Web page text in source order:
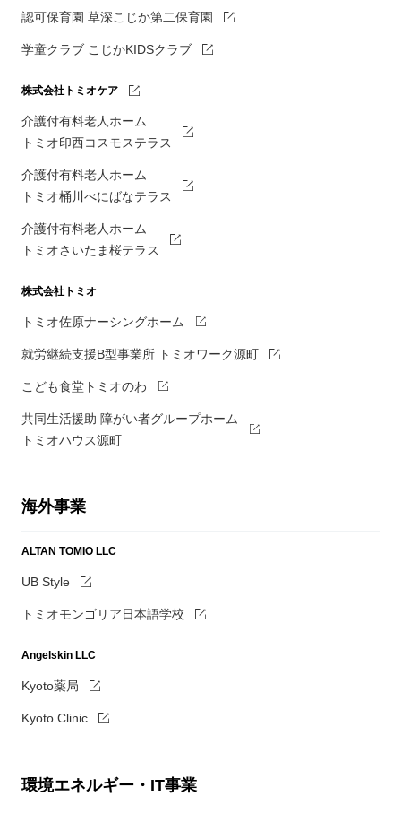
認可保育園 草深こじか第二保育園
学童クラブ こじかKIDSクラブ
株式会社トミオケア
介護付有料老人ホーム
トミオ印西コスモステラス
介護付有料老人ホーム
トミオ桶川べにばなテラス
介護付有料老人ホーム
トミオさいたま桜テラス
株式会社トミオ
トミオ佐原ナーシングホーム
就労継続支援B型事業所 トミオワーク源町
こども食堂トミオのわ
共同生活援助 障がい者グループホーム
トミオハウス源町
海外事業
ALTAN TOMIO LLC
UB Style
トミオモンゴリア日本語学校
Angelskin LLC
Kyoto薬局
Kyoto Clinic
環境エネルギー・IT事業